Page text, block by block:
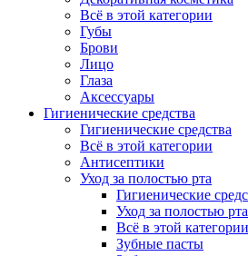
Всё в этой категории
Губы
Брови
Лицо
Глаза
Аксессуары
Гигиенические средства
Гигиенические средства
Всё в этой категории
Антисептики
Уход за полостью рта
Гигиенические
Уход за полостью рта
Всё в этой категории
Зубные пасты